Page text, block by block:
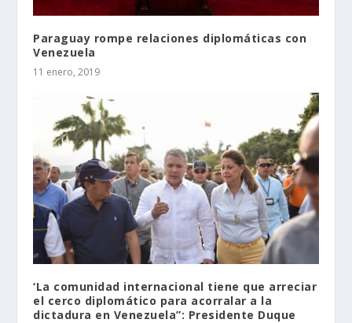
Paraguay rompe relaciones diplomáticas con
Venezuela
11 enero, 2019
‘La comunidad internacional tiene que arreciar
el cerco diplomático para acorralar a la
dictadura en Venezuela”: Presidente Duque